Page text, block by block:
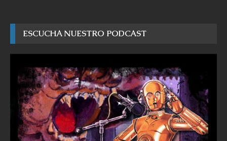
ESCUCHA NUESTRO PODCAST